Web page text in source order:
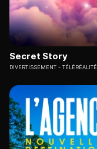
Secret Story
DIVERTISSEMENT TÉLÉRÉALITÉ